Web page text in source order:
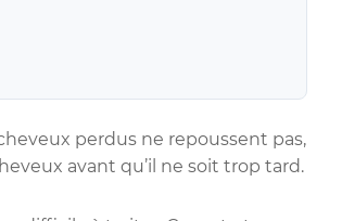
perdus ne repoussent pas,
avant qu’il ne soit trop tard.